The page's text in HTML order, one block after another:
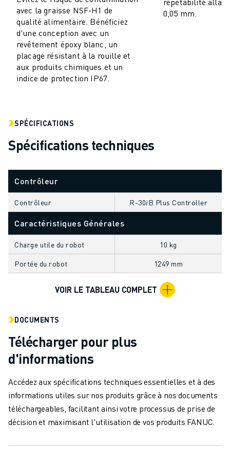
VÉHICULES ÉLECTRIQUES
ÉLECTRONIQUE
ALIMENTATION ET BOISSONS
MÉDICAL
PLASTIQUES
ENTREPOSAGE, LOGISTIQUE, POSTE ET COLIS
USINAGE 5 AXES
ASSEMBLAGE
FRAISAGE CNC
TOURNAGE CNC
PERÇAGE ET TARAUDAGE À GRANDE VITESSE
MOULAGE PAR INJECTION
ENTRETIEN DES MACHINES
MANUTENTION
PEINTURE
PALETTISATION
INSPECTION DE LA VISION
TÉMOIGNAGES
SERVICE CLIENTÈLE
FANUC PLANS
SUPPORT TECHNIQUE À DISTANCE
PIÈCES DE RECHANGE
REMISE À NEUF
OUTILS DE SERVICE NUMÉRIQUE
avec la graisse NSF-H1 de
qualité alimentaire. Bénéficiez
d'une conception avec un
revêtement époxy blanc, un
placage résistant à la rouille et
aux produits chimiques et un
indice de protection IP67.
0,05 mm.
SPÉCIFICATIONS
Spécifications techniques
Contrôleur
Contrôleur R-30𝑖B Plus Controller
Caractéristiques Générales
Charge utile du robot 10 kg
Portée du robot 1249 mm
VOIR LE TABLEAU COMPLET
DOCUMENTS
Télécharger pour plus
d'informations
Accédez aux spécifications techniques essentielles et à des
informations utiles sur nos produits grâce à nos documents
téléchargeables, facilitant ainsi votre processus de prise de
décision et maximisant l'utilisation de vos produits FANUC.